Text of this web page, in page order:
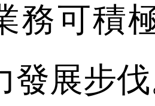
務可積
發展步